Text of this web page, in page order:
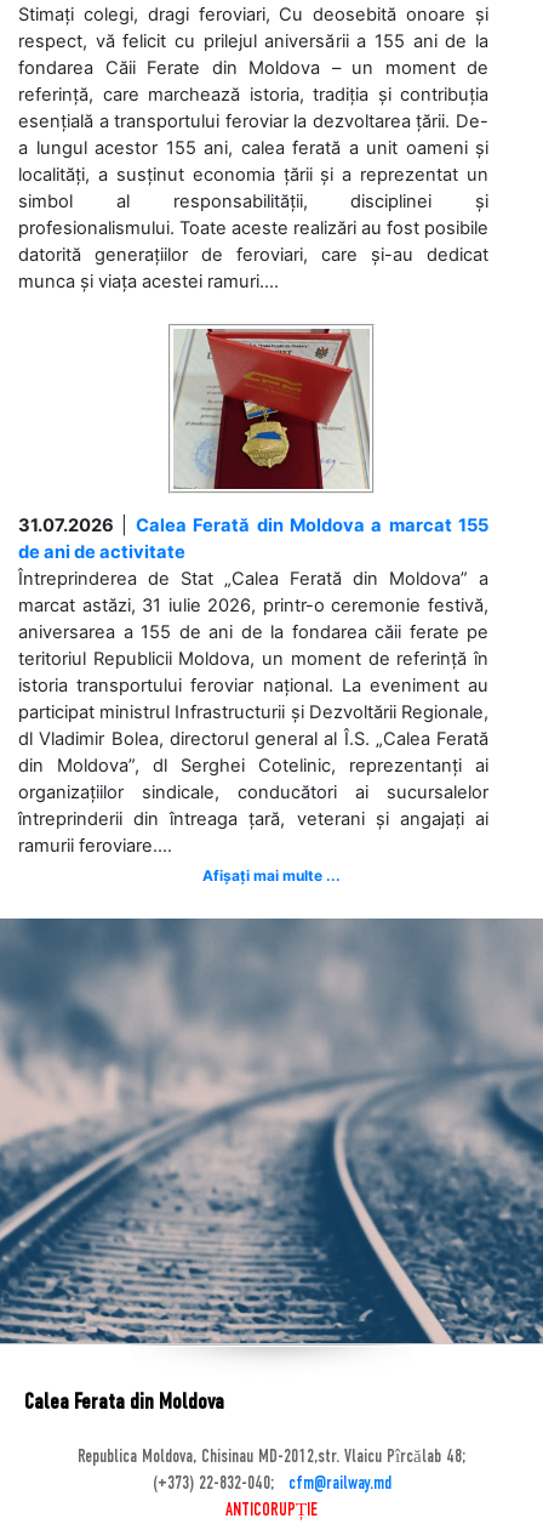
Stimați colegi, dragi feroviari, Cu deosebită onoare și
respect, vă felicit cu prilejul aniversării a 155 ani de la
fondarea Căii Ferate din Moldova – un moment de
referință, care marchează istoria, tradiția și contribuția
esențială a transportului feroviar la dezvoltarea țării. De-
a lungul acestor 155 ani, calea ferată a unit oameni și
localități, a susținut economia țării și a reprezentat un
simbol al responsabilității, disciplinei și
profesionalismului. Toate aceste realizări au fost posibile
datorită generațiilor de feroviari, care și-au dedicat
munca și viața acestei ramuri....
31.07.2026
Calea Ferată din Moldova a marcat 155
de ani de activitate
Întreprinderea de Stat „Calea Ferată din Moldova” a
marcat astăzi, 31 iulie 2026, printr-o ceremonie festivă,
aniversarea a 155 de ani de la fondarea căii ferate pe
teritoriul Republicii Moldova, un moment de referință în
istoria transportului feroviar național. La eveniment au
participat ministrul Infrastructurii și Dezvoltării Regionale,
dl Vladimir Bolea, directorul general al Î.S. „Calea Ferată
din Moldova”, dl Serghei Cotelinic, reprezentanți ai
organizațiilor sindicale, conducători ai sucursalelor
întreprinderii din întreaga țară, veterani și angajați ai
ramurii feroviare....
Afișați mai multe ...
Calea Ferata din Moldova
Republica Moldova, Chisinau MD-2012,str. Vlaicu Pîrcălab 48;
(+373) 22-832-040;
cfm@railway.md
ANTICORUPȚIE